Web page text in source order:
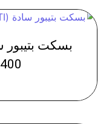
400 غم - عدد 10